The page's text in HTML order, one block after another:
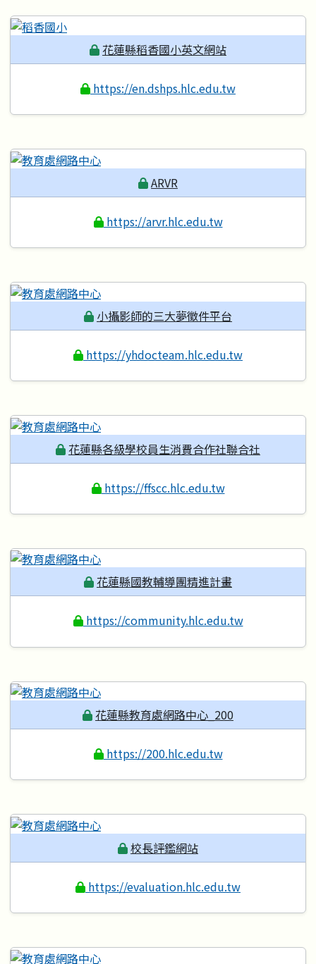
花蓮縣稻香國小英文網站
https://en.dshps.hlc.edu.tw
ARVR
https://arvr.hlc.edu.tw
小攝影師的三大夢徵件平台
https://yhdocteam.hlc.edu.tw
花蓮縣各級學校員生消費合作社聯合社
https://ffscc.hlc.edu.tw
花蓮縣國教輔導團精進計畫
https://community.hlc.edu.tw
花蓮縣教育處網路中心_200
https://200.hlc.edu.tw
校長評鑑網站
https://evaluation.hlc.edu.tw